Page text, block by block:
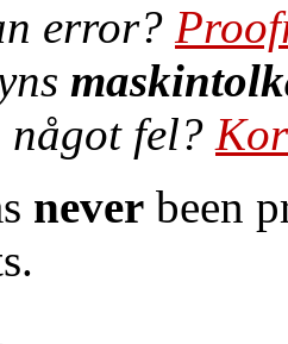
error?
något fel?
never been